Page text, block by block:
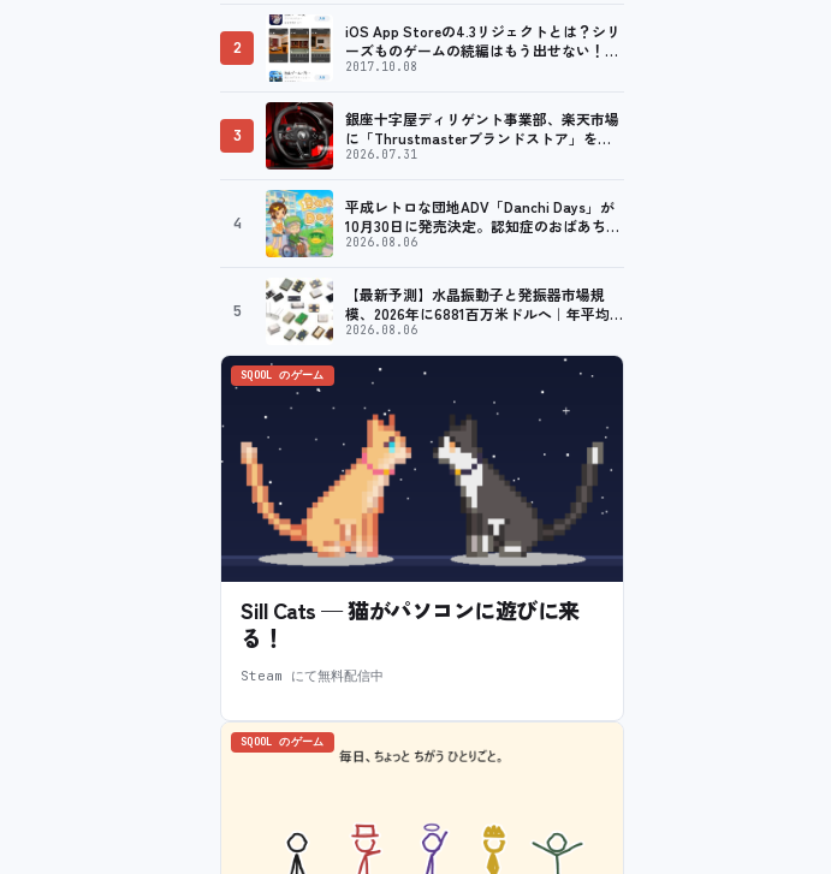
2
iOS App Storeの4.3リジェクトとは？シリ
ーズものゲームの続編はもう出せない！？
脱出ゲームで相次ぐリジェクト
2017.10.08
3
銀座十字屋ディリゲント事業部、楽天市場
に「Thrustmasterブランドストア」をオ
ープン。記念キャンペーンでポイントアッ
2026.07.31
4
平成レトロな団地ADV「Danchi Days」が
10月30日に発売決定。認知症のおばあちゃ
んのために夏祭り復活を目指す
2026.08.06
5
【最新予測】水晶振動子と発振器市場規
模、2026年に6881百万米ドルへ｜年平均成
長率9.6%で推移予測
2026.08.06
SQOOL のゲーム
Sill Cats — 猫がパソコンに遊びに来
る！
Steam にて無料配信中
SQOOL のゲーム